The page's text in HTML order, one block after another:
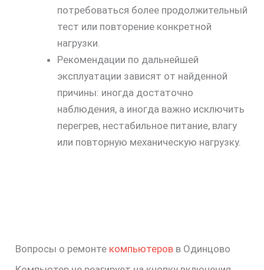
потребоваться более продолжительный
тест или повторение конкретной
нагрузки.
Рекомендации по дальнейшей
эксплуатации зависят от найденной
причины: иногда достаточно
наблюдения, а иногда важно исключить
перегрев, нестабильное питание, влагу
или повторную механическую нагрузку.
Вопросы о ремонте компьютеровв Одинцово